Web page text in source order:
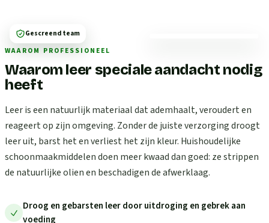
WAAROM PROFESSIONEEL
Waarom leer speciale aandacht nodig
heeft
Leer is een natuurlijk materiaal dat ademhaalt, veroudert en
reageert op zijn omgeving. Zonder de juiste verzorging droogt
leer uit, barst het en verliest het zijn kleur. Huishoudelijke
schoonmaakmiddelen doen meer kwaad dan goed: ze strippen
de natuurlijke olien en beschadigen de afwerklaag.
Droog en gebarsten leer door uitdroging en gebrek aan
voeding
Gescreend team